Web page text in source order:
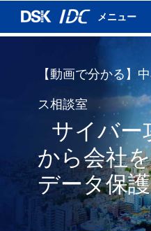
インターネットVPN
運用保守サービス
【動画で分かる】
ス相談室
サイバー
から会社
データ保護